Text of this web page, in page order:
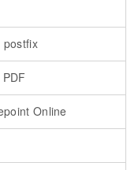
postfix
Online